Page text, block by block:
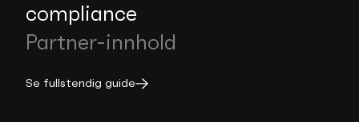
compliance
Partner-innhold
Se fullstendig guide